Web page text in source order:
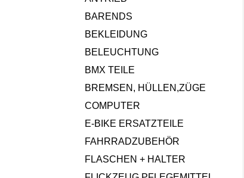
BARENDS
BEKLEIDUNG
BELEUCHTUNG
BMX TEILE
BREMSEN, HÜLLEN,ZÜGE
COMPUTER
E-BIKE ERSATZTEILE
FAHRRADZUBEHÖR
FLASCHEN + HALTER